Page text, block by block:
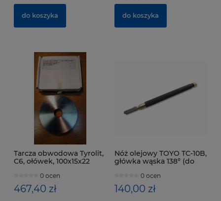
do koszyka do koszyka
Tarcza obwodowa Tyrolit,
C6, ołówek, 100x15x22
0 ocen
467,40 zł
Nóż olejowy TOYO TC-10B,
główka wąska 138° (do
0 ocen
140,00 zł